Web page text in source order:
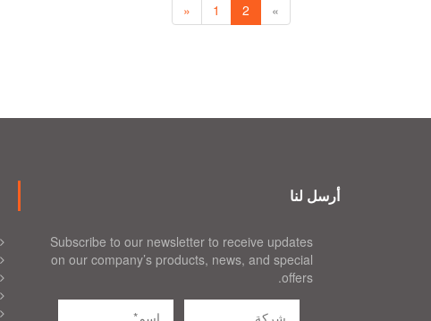
« 1 2 »
أرسل لنا
Subscribe to our newsletter to receive updates
on our company’s products, news, and special
offers.